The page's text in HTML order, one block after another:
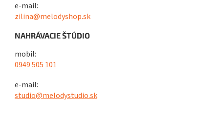
e-mail:
zilina@melodyshop.sk
NAHRÁVACIE ŠTÚDIO
mobil:
0949 505 101
e-mail:
studio@melodystudio.sk